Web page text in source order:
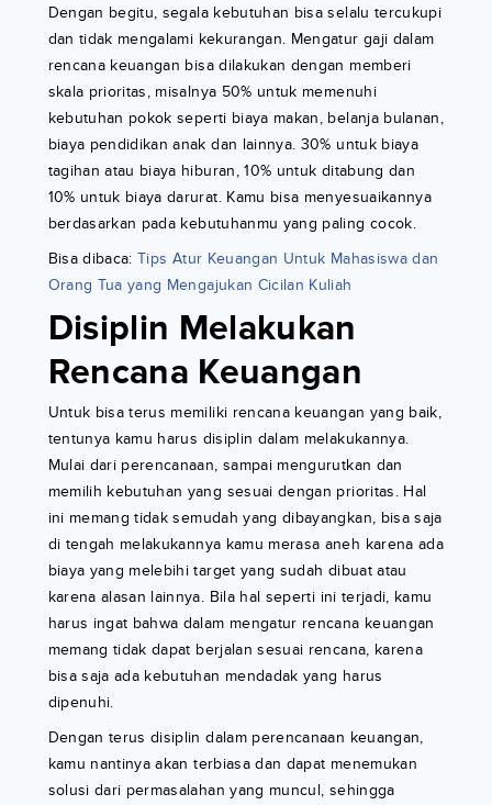
Dengan begitu, segala kebutuhan bisa selalu tercukupi
dan tidak mengalami kekurangan. Mengatur gaji dalam
rencana keuangan bisa dilakukan dengan memberi
skala prioritas, misalnya 50% untuk memenuhi
kebutuhan pokok seperti biaya makan, belanja bulanan,
biaya pendidikan anak dan lainnya. 30% untuk biaya
tagihan atau biaya hiburan, 10% untuk ditabung dan
10% untuk biaya darurat. Kamu bisa menyesuaikannya
berdasarkan pada kebutuhanmu yang paling cocok.
Bisa dibaca:Tips Atur Keuangan Untuk Mahasiswa dan
Orang Tua yang Mengajukan Cicilan Kuliah
Disiplin Melakukan
Rencana Keuangan
Untuk bisa terus memiliki rencana keuangan yang baik,
tentunya kamu harus disiplin dalam melakukannya.
Mulai dari perencanaan, sampai mengurutkan dan
memilih kebutuhan yang sesuai dengan prioritas. Hal
ini memang tidak semudah yang dibayangkan, bisa saja
di tengah melakukannya kamu merasa aneh karena ada
biaya yang melebihi target yang sudah dibuat atau
karena alasan lainnya. Bila hal seperti ini terjadi, kamu
harus ingat bahwa dalam mengatur rencana keuangan
memang tidak dapat berjalan sesuai rencana, karena
bisa saja ada kebutuhan mendadak yang harus
dipenuhi.
Dengan terus disiplin dalam perencanaan keuangan,
kamu nantinya akan terbiasa dan dapat menemukan
solusi dari permasalahan yang muncul, sehingga